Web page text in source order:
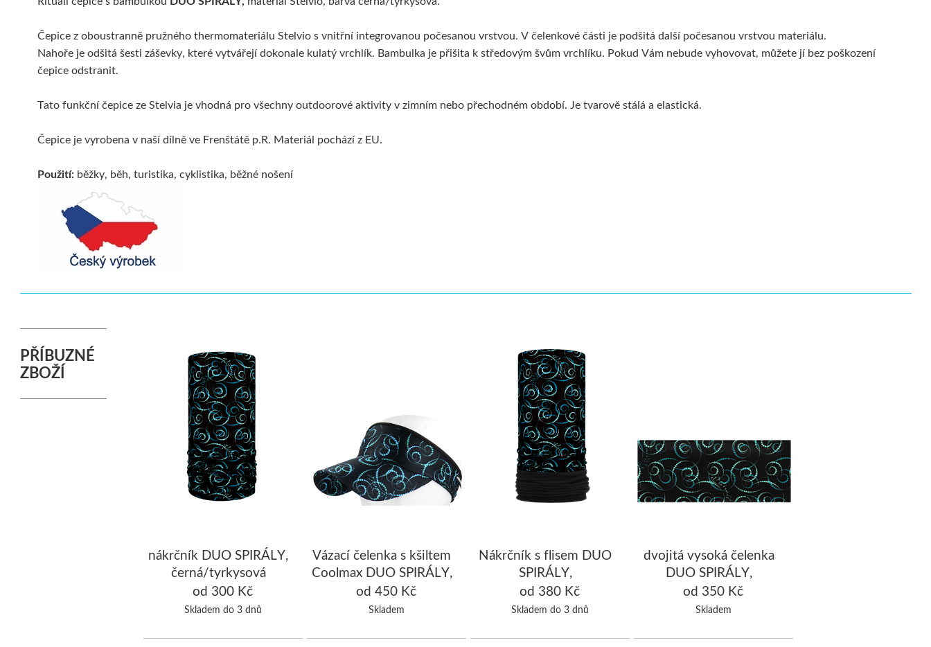
Čepice z oboustranně pružného thermomateriálu Stelvio s vnitřní integrovanou počesanou vrstvou. V čelenkové části je podšitá další počesanou vrstvou materiálu.
Nahoře je odšitá šesti záševky, které vytvářejí dokonale kulatý vrchlík. Bambulka je přišita k středovým švům vrchlíku. Pokud Vám nebude vyhovovat, můžete jí bez poškození
čepice odstranit.
Tato funkční čepice ze Stelvia je vhodná pro všechny outdoorové aktivity v zimním nebo přechodném období. Je tvarově stálá a elastická.
Čepice je vyrobena v naší dílně ve Frenštátě p.R. Materiál pochází z EU.
Použití: běžky, běh, turistika, cyklistika, běžné nošení
PŘÍBUZNÉ
ZBOŽÍ
nákrčník DUO SPIRÁLY,
černá/tyrkysová
od 300 Kč
Skladem do 3 dnů
Vázací čelenka s kšiltem
Coolmax DUO SPIRÁLY,
černá/tyrkysová
od 450 Kč
Skladem
Nákrčník s flisem DUO
SPIRÁLY,
černá/tyrkysová
od 380 Kč
Skladem do 3 dnů
dvojitá vysoká čelenka
DUO SPIRÁLY,
černá/tyrkysová
od 350 Kč
Skladem